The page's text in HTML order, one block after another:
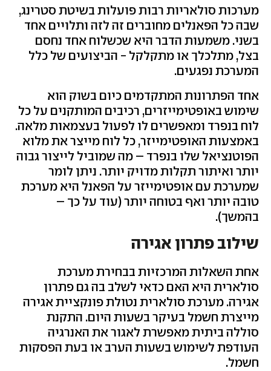
מערכות סולאריות רבות פועלות בשיטת סטרינג,
שבה כל הפאנלים מחוברים זה לזה ותלויים אחד
בשני. משמעות הדבר היא שכשלוח אחד נחסם
בצל, מתלכלך או מתקלקל - הביצועים של כלל
המערכת נפגעים.
אחד הפתרונות המתקדמים כיום בשוק הוא
שימוש באופטימייזרים, רכיבים המותקנים על כל
לוח בנפרד ומאפשרים לו לפעול בעצמאות מלאה.
באמצעות האופטימייזר, כל לוח מייצר את מלוא
הפוטנציאל שלו בנפרד – מה שמוביל לייצור גבוה
יותר ואיתור תקלות מדויק יותר. ניתן לומר
שמערכת עם אופטימייזר על הפאנל היא מערכת
טובה יותר ואף בטוחה יותר (עוד על כך –
בהמשך).
שילוב פתרון אגירה
אחת השאלות המרכזיות בבחירת מערכת
סולארית היא האם כדאי לשלב בה גם פתרון
אגירה. מערכת סולארית נטולת פונקציית אגירה
מייצרת חשמל בעיקר בשעות היום. התקנת
סוללה ביתית מאפשרת לאגור את האנרגיה
העודפת לשימוש בשעות הערב או בעת הפסקות
חשמל.